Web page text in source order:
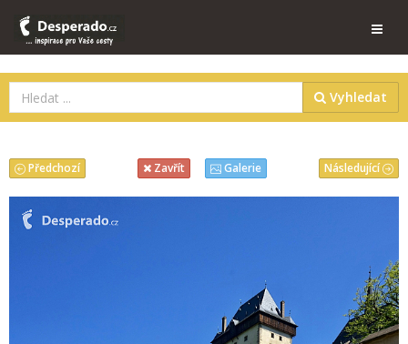
Vyhledat
Následující
Předchozí Zavřít Galerie